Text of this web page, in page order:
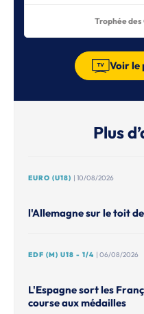
Trophée des
Voir le
Plus
EURO (U18) | 10/08/2026
l'Allemagne sur le toit
EDF (M) U18 - 1/4 | 06/08/2026
L'Espagne sort les
course aux médailles